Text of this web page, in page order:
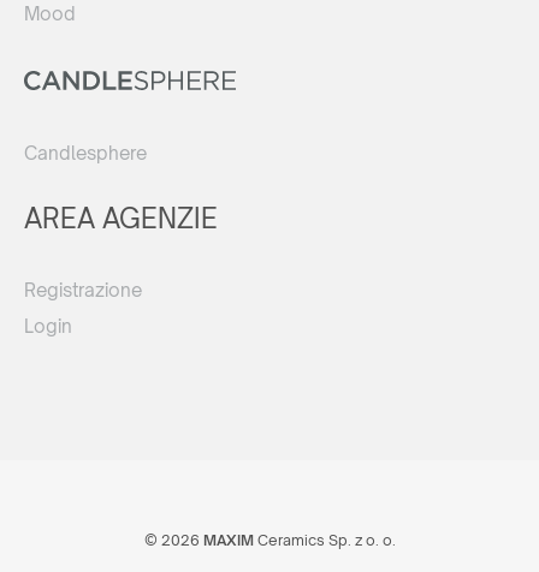
Mood
Candlesphere
AREA AGENZIE
Registrazione
Login
© 2026 MAXIMCeramics Sp. z o. o.